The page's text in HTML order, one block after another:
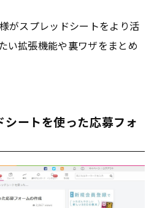
がスプレッドシートをより活
い拡張機能や裏ワザをまとめ
ートを使った応募フォ